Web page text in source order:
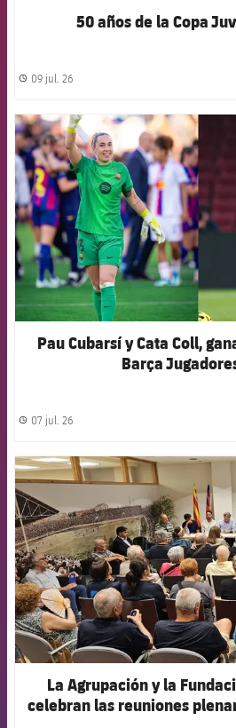
50 años de la Copa
label.share.clock
09 jul. 26
FCB
Pau Cubarsí y Cata Coll,
Barça
label.share.clock
07 jul. 26
FCB
La Agrupación y la
celebran las reuniones